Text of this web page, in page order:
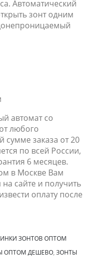
Автоматический
зонт одним
автомат со
любого
сумме заказа от 20
по всей России,
6 месяцев.
в Москве Вам
сайте и получить
оплату после
ЗОНТОВ ОПТОМ
ОПТОМ ДЕШЕВО, ЗОНТЫ